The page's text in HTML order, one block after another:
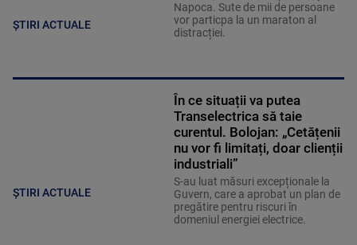
ȘTIRI ACTUALE
Napoca. Sute de mii de persoane
vor particpa la un maraton al
distracției.
ȘTIRI ACTUALE
În ce situații va putea
Transelectrica să taie
curentul. Bolojan: „Cetățenii
nu vor fi limitați, doar clienții
industriali”
S-au luat măsuri excepționale la
Guvern, care a aprobat un plan de
pregătire pentru riscuri în
domeniul energiei electrice.